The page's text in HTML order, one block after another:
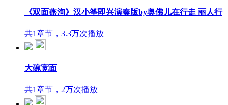
《双面燕洵》汉小筝即兴演奏版by奥佛儿在行走 丽人行
共1章节，3.3万次播放
大碗宽面
共1章节，2万次播放